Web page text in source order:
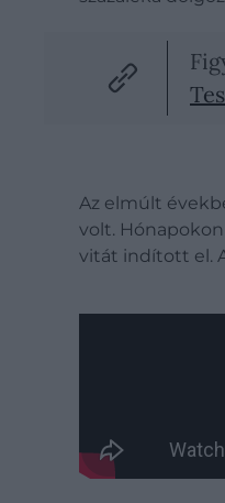
Az elmúlt
volt.
vitát indított el.